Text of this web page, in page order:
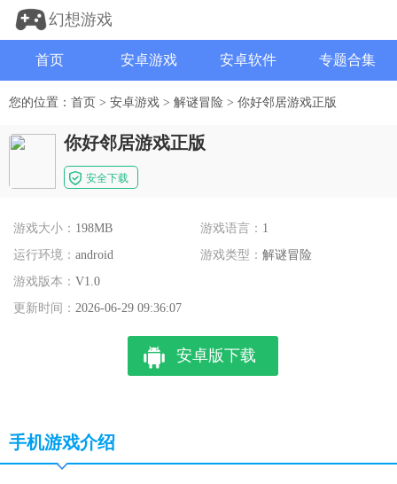
幻想游戏
首页 安卓游戏 安卓软件 专题合集
您的位置： 首页 > 安卓游戏 > 解谜冒险 > 你好邻居游戏正版
你好邻居游戏正版
安全下载
游戏大小： 198MB 游戏语言： 1
运行环境： android 游戏类型：解谜冒险
游戏版本： V1.0
更新时间： 2026-06-29 09:36:07
安卓版下载
手机游戏介绍